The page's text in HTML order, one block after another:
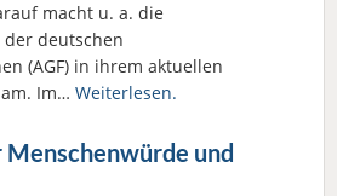
macht u. a. die
deutschen
(AGF) in ihrem aktuellen
Im… Weiterlesen.
und